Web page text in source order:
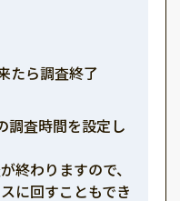
たら調査終了
調査時間を設定し
終わりますので、
に回すこともでき